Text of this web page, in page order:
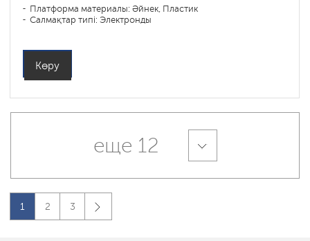
Платформа материалы: Әйнек, Пластик
Салмақтар типі: Электронды
Көру
еще 12
1 2 3